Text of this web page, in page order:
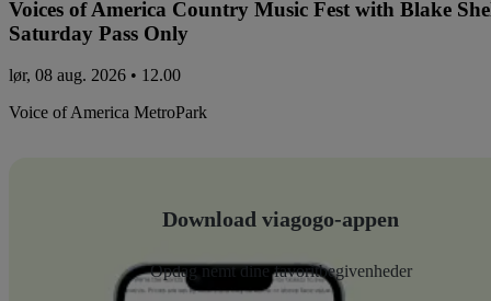
Voices of America Country Music Fest with Blake
Saturday Pass Only
lør, 08 aug. 2026 • 12.00
Voice of America MetroPark
Download viagogo-appen
Opdag nemt dine favoritbegivenheder